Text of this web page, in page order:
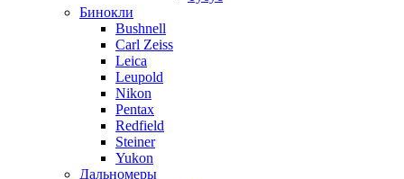
Бинокли
Bushnell
Carl Zeiss
Leica
Leupold
Nikon
Pentax
Redfield
Steiner
Yukon
Дальномеры